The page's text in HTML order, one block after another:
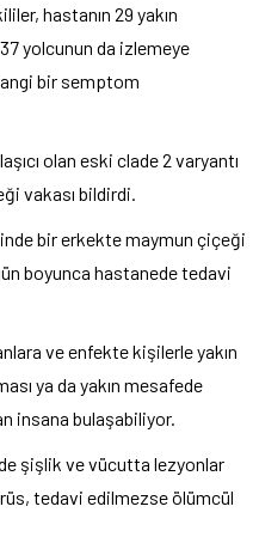
hastanın 29 yakın
yolcunun da izlemeye
bir semptom
olan eski clade 2 varyantı
vakası bildirdi.
bir erkekte maymun çiçeği
boyunca hastanede tedavi
ve enfekte kişilerle yakın
ya da yakın mesafede
insana bulaşabiliyor.
şişlik ve vücutta lezyonlar
tedavi edilmezse ölümcül